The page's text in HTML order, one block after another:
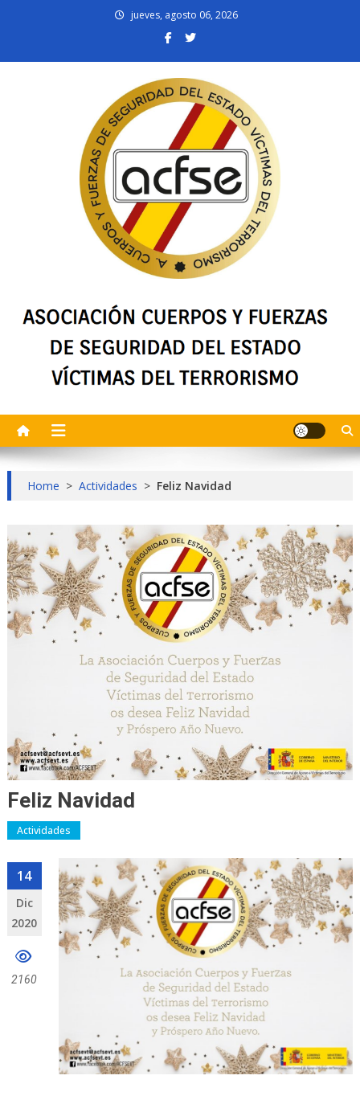
jueves, agosto 06, 2026
Terrorismo
Home > Actividades > Feliz Navidad
Feliz Navidad
Actividades
14
Dic
2020
2160